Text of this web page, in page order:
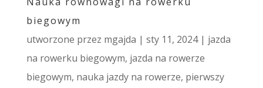
biegowym
utworzone przez mgajda | sty 11, 2024| jazda
na rowerku biegowym, jazda na rowerze
biegowym, nauka jazdy na rowerze, pierwszy